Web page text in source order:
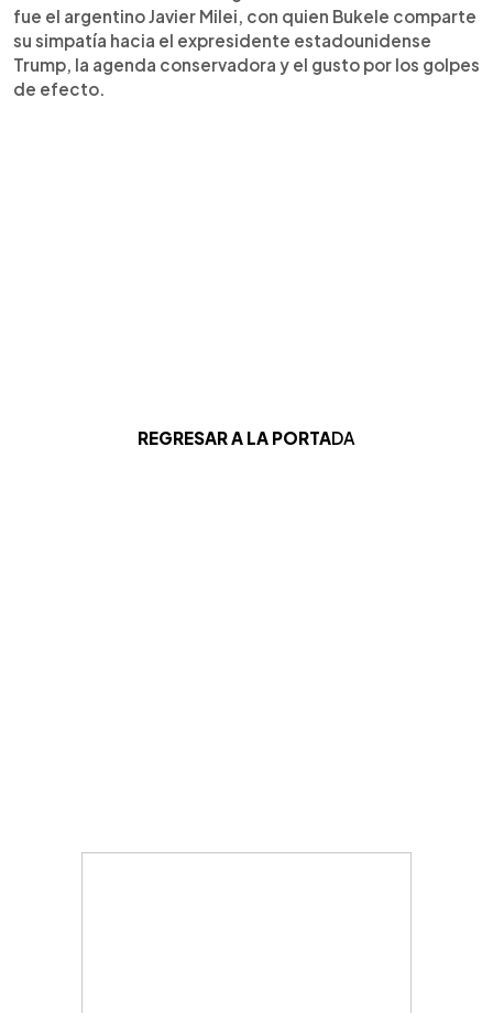
fue el argentino Javier Milei, con quien Bukele comparte
su simpatía hacia el expresidente estadounidense
Trump, la agenda conservadora y el gusto por los golpes
de efecto.
REGRESAR A LA PORTADA